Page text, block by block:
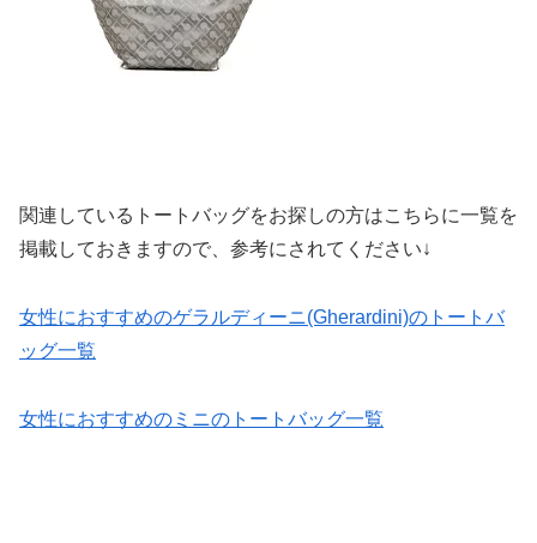
関連しているトートバッグをお探しの方はこちらに一覧を
掲載しておきますので、参考にされてください↓
女性におすすめのゲラルディーニ(Gherardini)のトートバ
ッグ一覧
女性におすすめのミニのトートバッグ一覧